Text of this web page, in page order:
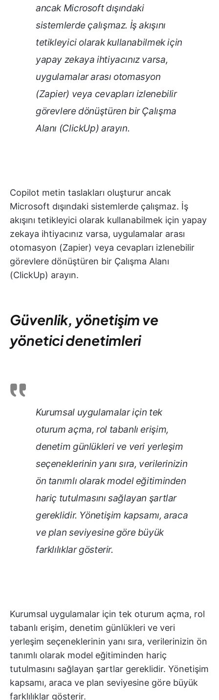
ancak Microsoft dışındaki
sistemlerde çalışmaz. İş akışını
tetikleyici olarak kullanabilmek için
yapay zekaya ihtiyacınız varsa,
uygulamalar arası otomasyon
(Zapier) veya cevapları izlenebilir
görevlere dönüştüren bir Çalışma
Alanı (ClickUp) arayın.
Copilot metin taslakları oluşturur ancak
Microsoft dışındaki sistemlerde çalışmaz. İş
akışını tetikleyici olarak kullanabilmek için yapay
zekaya ihtiyacınız varsa, uygulamalar arası
otomasyon (Zapier) veya cevapları izlenebilir
görevlere dönüştüren bir Çalışma Alanı
(ClickUp) arayın.
Güvenlik, yönetişim ve
yönetici denetimleri
Kurumsal uygulamalar için tek
oturum açma, rol tabanlı erişim,
denetim günlükleri ve veri yerleşim
seçeneklerinin yanı sıra, verilerinizin
ön tanımlı olarak model eğitiminden
hariç tutulmasını sağlayan şartlar
gereklidir. Yönetişim kapsamı, araca
ve plan seviyesine göre büyük
farklılıklar gösterir.
Kurumsal uygulamalar için tek oturum açma, rol
tabanlı erişim, denetim günlükleri ve veri
yerleşim seçeneklerinin yanı sıra, verilerinizin ön
tanımlı olarak model eğitiminden hariç
tutulmasını sağlayan şartlar gereklidir. Yönetişim
kapsamı, araca ve plan seviyesine göre büyük
farklılıklar gösterir.